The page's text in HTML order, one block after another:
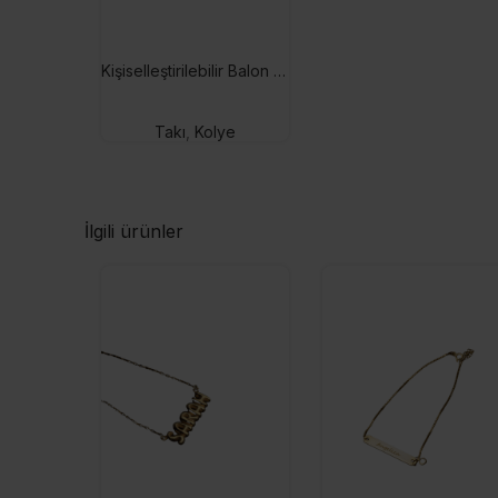
Kişiselleştirilebilir Balon İsim Kolye
Takı Kolye
İlgili ürünler